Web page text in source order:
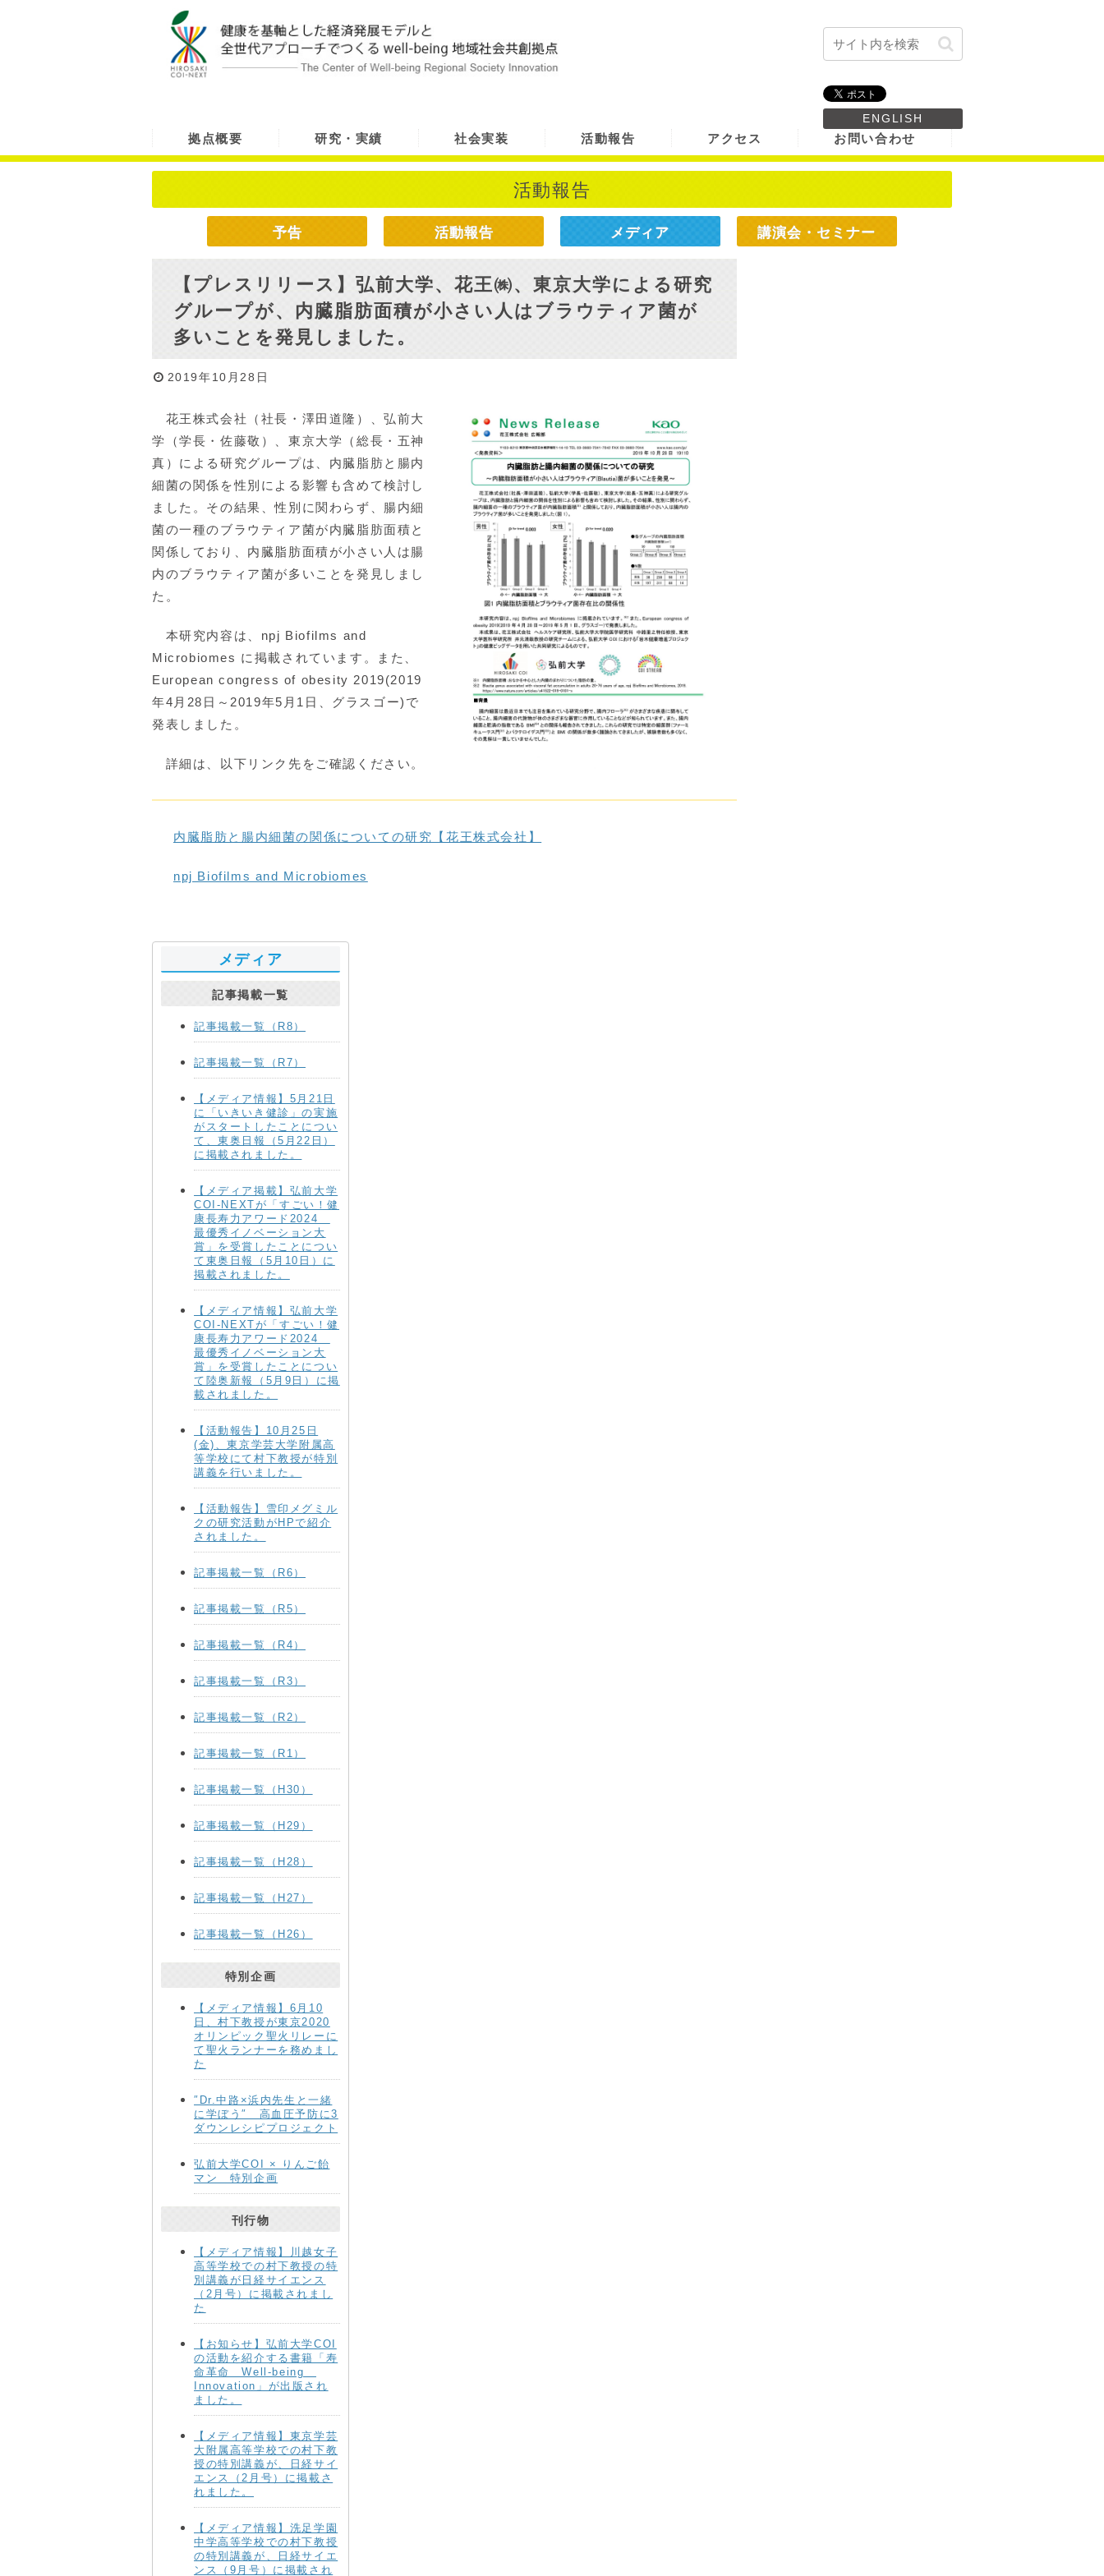
ENGLISH
拠点概要 研究・実績 社会実装 活動報告 アクセス お問い合わせ
活動報告
予告 活動報告 メディア 講演会・セミナー
【プレスリリース】弘前大学、花王㈱、東京大学による研究
グループが、内臓脂肪面積が小さい人はブラウティア菌が
多いことを発見しました。
2019年10月28日
花王株式会社（社長・澤田道隆）、弘前大
学（学長・佐藤敬）、東京大学（総長・五神
真）による研究グループは、内臓脂肪と腸内
細菌の関係を性別による影響も含めて検討し
ました。その結果、性別に関わらず、腸内細
菌の一種のブラウティア菌が内臓脂肪面積と
関係しており、内臓脂肪面積が小さい人は腸
内のブラウティア菌が多いことを発見しまし
た。
本研究内容は、npj Biofilms and
Microbiomes に掲載されています。また、
European congress of obesity 2019(2019
年4月28日～2019年5月1日、グラスゴー)で
発表しました。
詳細は、以下リンク先をご確認ください。
内臓脂肪と腸内細菌の関係についての研究【花王株式会社】
npj Biofilms and Microbiomes
メディア
記事掲載一覧
記事掲載一覧（R8）
記事掲載一覧（R7）
【メディア情報】5月21日
に「いきいき健診」の実施
がスタートしたことについ
て、東奥日報（5月22日）
に掲載されました。
【メディア掲載】弘前大学
COI-NEXTが「すごい！健
康長寿力アワード2024
最優秀イノベーション大
賞」を受賞したことについ
て東奥日報（5月10日）に
掲載されました。
【メディア情報】弘前大学
COI-NEXTが「すごい！健
康長寿力アワード2024
最優秀イノベーション大
賞」を受賞したことについ
て陸奥新報（5月9日）に掲
載されました。
【活動報告】10月25日
(金)、東京学芸大学附属高
等学校にて村下教授が特別
講義を行いました。
【活動報告】雪印メグミル
クの研究活動がHPで紹介
されました。
記事掲載一覧（R6）
記事掲載一覧（R5）
記事掲載一覧（R4）
記事掲載一覧（R3）
記事掲載一覧（R2）
記事掲載一覧（R1）
記事掲載一覧（H30）
記事掲載一覧（H29）
記事掲載一覧（H28）
記事掲載一覧（H27）
記事掲載一覧（H26）
特別企画
【メディア情報】6月10
日、村下教授が東京2020
オリンピック聖火リレーに
て聖火ランナーを務めまし
た
″Dr.中路×浜内先生と一緒
に学ぼう″ 高血圧予防に3
ダウンレシピプロジェクト
弘前大学COI × りんご飴
マン 特別企画
刊行物
【メディア情報】川越女子
高等学校での村下教授の特
別講義が日経サイエンス
（2月号）に掲載されまし
た
【お知らせ】弘前大学COI
の活動を紹介する書籍「寿
命革命 Well-being
Innovation」が出版され
ました。
【メディア情報】東京学芸
大附属高等学校での村下教
授の特別講義が、日経サイ
エンス（2月号）に掲載さ
れました。
【メディア情報】洗足学園
中学高等学校での村下教授
の特別講義が、日経サイエ
ンス（9月号）に掲載され